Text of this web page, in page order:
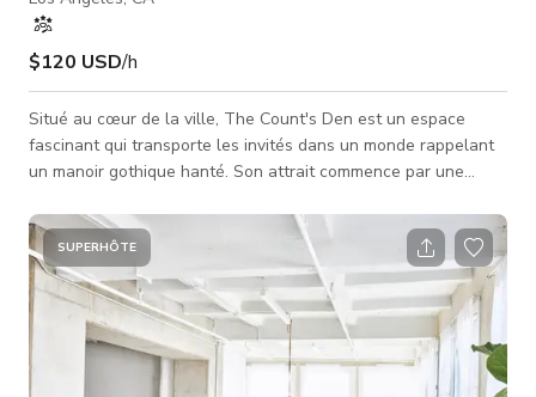
$120 USD/h
Situé au cœur de la ville, The Count's Den est un espace
fascinant qui transporte les invités dans un monde rappelant
un manoir gothique hanté. Son attrait commence par une
menant à une grande salle qui prépare le terrain pour une
expérience inoubliable. Le lieu s'étend sur un patio extérieur
enchanteur, entouré d'une grille en fer forgé et illuminé par
des guirlandes lumineuses et du lierre luxuriant, créant une
SUPERHÔTE